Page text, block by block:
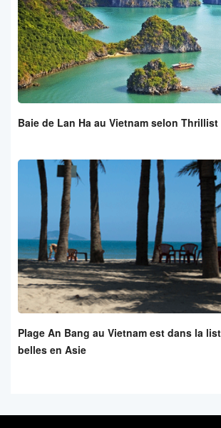
Baie de Lan Ha au Vietnam selon Thrillist
Plage An Bang au Vietnam est dans la
belles en Asie